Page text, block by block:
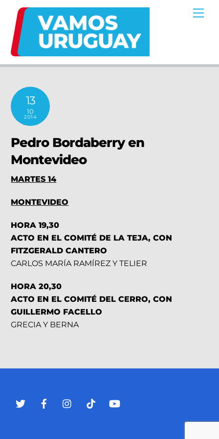
content
13
10
2014
Pedro Bordaberry en
Montevideo
MARTES 14
MONTEVIDEO
HORA 19,30
ACTO EN EL COMITÉ DE LA TEJA, CON
FITZGERALD CANTERO
CARLOS MARÍA RAMÍREZ Y TELIER
HORA 20,30
ACTO EN EL COMITÉ DEL CERRO, CON
GUILLERMO FACELLO
GRECIA Y BERNA